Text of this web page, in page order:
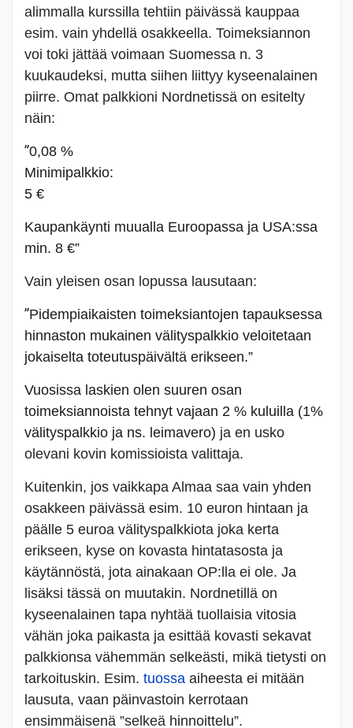
alimmalla kurssilla tehtiin päivässä kauppaa
esim. vain yhdellä osakkeella. Toimeksiannon
voi toki jättää voimaan Suomessa n. 3
kuukaudeksi, mutta siihen liittyy kyseenalainen
piirre. Omat palkkioni Nordnetissä on esitelty
näin:
”0,08 %
Minimipalkkio:
5 €
Kaupankäynti muualla Euroopassa ja USA:ssa
min. 8 €”
Vain yleisen osan lopussa lausutaan:
”Pidempiaikaisten toimeksiantojen tapauksessa
hinnaston mukainen välityspalkkio veloitetaan
jokaiselta toteutuspäivältä erikseen.”
Vuosissa laskien olen suuren osan
toimeksiannoista tehnyt vajaan 2 % kuluilla (1%
välityspalkkio ja ns. leimavero) ja en usko
olevani kovin komissioista valittaja.
Kuitenkin, jos vaikkapa Almaa saa vain yhden
osakkeen päivässä esim. 10 euron hintaan ja
päälle 5 euroa välityspalkkiota joka kerta
erikseen, kyse on kovasta hintatasosta ja
käytännöstä, jota ainakaan OP:lla ei ole. Ja
lisäksi tässä on muutakin. Nordnetillä on
kyseenalainen tapa nyhtää tuollaisia vitosia
vähän joka paikasta ja esittää kovasti sekavat
palkkionsa vähemmän selkeästi, mikä tietysti on
tarkoituskin. Esim. tuossa aiheesta ei mitään
lausuta, vaan päinvastoin kerrotaan
ensimmäisenä ”selkeä hinnoittelu”.